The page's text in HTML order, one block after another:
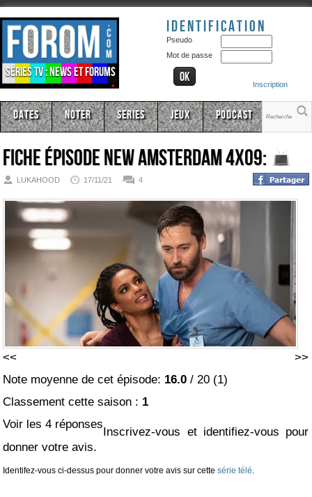
Séries TV : news et forums
Identification
Pseudo
Mot de passe
Inscription
Dates Noter Series Jeux Podcast
Fiche épisodeNew Amsterdam 4x09:
LUKAHOOD 17/11/21 4
<<
>>
Note moyenne de cet épisode: 16.0 / 20 (1)
Classement cette saison : 1
Voir les 4 réponses
Inscrivez-vous et identifiez-vous pour
donner votre avis.
Identifez-vous ci-dessus pour donner votre avis sur cettesérie télé